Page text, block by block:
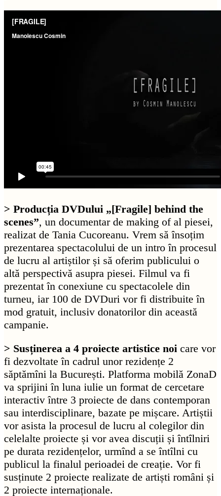
> Producția DVDului „[Fragile] behind the
scenes”, un documentar de making of al piesei,
realizat de Tania Cucoreanu. Vrem să însoțim
prezentarea spectacolului de un intro în procesul
de lucru al artiștilor și să oferim publicului o
altă perspectivă asupra piesei. Filmul va fi
prezentat în conexiune cu spectacolele din
turneu, iar 100 de DVDuri vor fi distribuite în
mod gratuit, inclusiv donatorilor din această
campanie.
> Susținerea a 4 proiecte artistice noi care vor
fi dezvoltate în cadrul unor rezidențe 2
săptămîni la București. Platforma mobilă ZonaD
va sprijini în luna iulie un format de cercetare
interactiv între 3 proiecte de dans contemporan
sau interdisciplinare, bazate pe mișcare. Artiștii
vor asista la procesul de lucru al colegilor din
celelalte proiecte și vor avea discuții și întîlniri
pe durata rezidențelor, urmînd a se întîlni cu
publicul la finalul perioadei de creație. Vor fi
susținute 2 proiecte realizate de artiști români și
2 proiecte internaționale.